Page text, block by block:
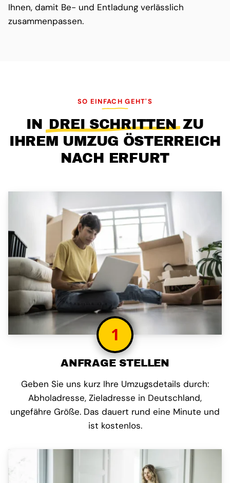
Ihnen, damit Be- und Entladung verlässlich
zusammenpassen.
SO EINFACH GEHT'S
IN DREI SCHRITTENZU
IHREM UMZUG ÖSTERREICH
NACH ERFURT
1
ANFRAGE STELLEN
Geben Sie uns kurz Ihre Umzugsdetails durch:
Abholadresse, Zieladresse in Deutschland,
ungefähre Größe. Das dauert rund eine Minute und
ist kostenlos.